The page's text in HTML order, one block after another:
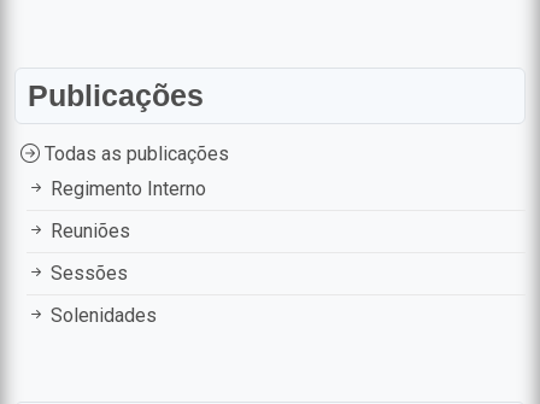
Publicações
Todas as publicações
Regimento Interno
Reuniões
Sessões
Solenidades